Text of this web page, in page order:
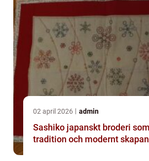
02 april 2026 admin
Sashiko japanskt broderi som förenar
tradition och modernt